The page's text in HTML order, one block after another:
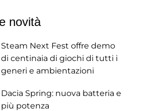
novità
Steam Next Fest offre demo
di centinaia di giochi di tutti i
generi e ambientazioni
Dacia Spring: nuova batteria e
più potenza